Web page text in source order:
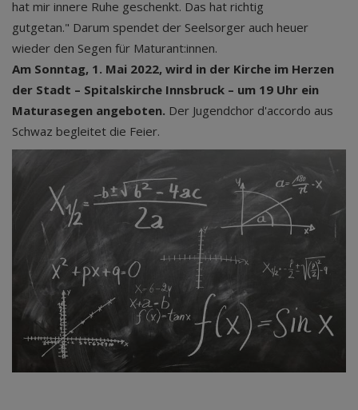
hat mir innere Ruhe geschenkt. Das hat richtig
gutgetan." Darum spendet der Seelsorger auch heuer
wieder den Segen für Maturant:innen.
Am Sonntag, 1. Mai 2022, wird in der Kirche im Herzen
der Stadt – Spitalskirche Innsbruck – um 19 Uhr ein
Maturasegen angeboten. Der Jugendchor d'accordo aus
Schwaz begleitet die Feier.